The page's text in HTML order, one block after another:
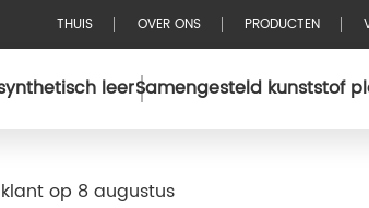
THUIS OVER ONS PRODUCTEN
leerSamengesteld kunststof
op 8 augustus